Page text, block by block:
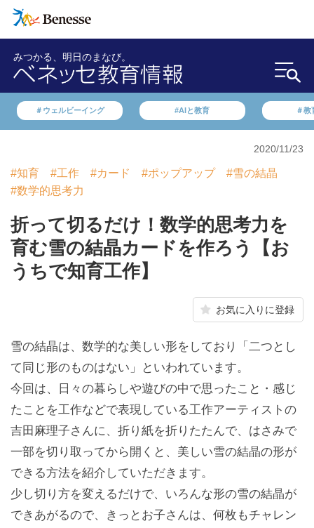
みつかる、明日のまなび。
＃ウェルビーイング #AIと教育 ＃教
2020/11/23
#知育 #工作 #カード #ポップアップ
#雪の結晶
#数学的思考力
折って切るだけ！数学的思考力を
育む雪の結晶カードを作ろう【お
うちで知育工作】
お気に入りに登録
雪の結晶は、数学的な美しい形をしており「二つとし
て同じ形のものはない」といわれています。
今回は、日々の暮らしや遊びの中で思ったこと・感じ
たことを工作などで表現している工作アーティストの
吉田麻理子さんに、折り紙を折りたたんで、はさみで
一部を切り取ってから開くと、美しい雪の結晶の形が
できる方法を紹介していただきます。
少し切り方を変えるだけで、いろんな形の雪の結晶が
できあがるので、きっとお子さんは、何枚もチャレン